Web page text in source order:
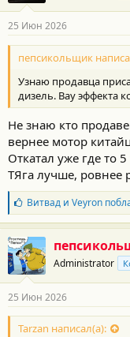
Посмотреть вложение
ЗЫ: А да....музон
Посмотреть
25 Июн 2026
пепсикольщик
Узнаю продавца
дизель. Вау эффекта
Не знаю кто
вернее мотор
Откатал уже где то
ТЯга лучше, ровнее
Б
л
а
г
о
д
а
н
о
с
Витвади Veyron
Administrator
25 Июн 2026
Tarzan написал(а):